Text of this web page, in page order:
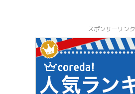
スポンサーリンク